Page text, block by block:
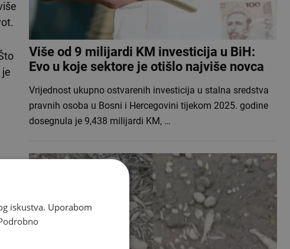
Više od 9 milijardi KM investicija u BiH:
Evo u koje sektore je otišlo najviše novca
Vrijednost ukupno ostvarenih investicija u stalna sredstva
pravnih osoba u Bosni i Hercegovini tijekom 2025. godine
dosegnula je 9,438 milijardi KM, …
iskustva. Uporabom